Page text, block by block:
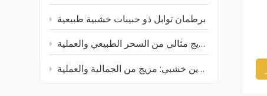
برطمان توابل ذو حبيبات خشبية طبيعية
صينية خشبية من خشب الجوز الأسود: مزيج مثالي من السحر الطبيعي والعملية
صندوق تخزين خشبي: مزيج من الجمالية والعملية